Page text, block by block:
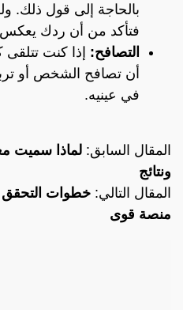
بالحاجة إلى قول ذلك.
فتأكد من أن ردك
التصافح: إذا كنت
أن تصافح الشخص أو
في عينيه.
المقال السابق: لماذا سميت
ونتائج
المقال التالي: خطوات
منصة قوى